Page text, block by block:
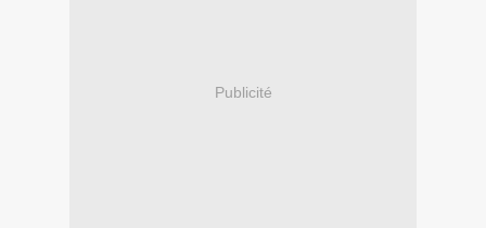
Publicité